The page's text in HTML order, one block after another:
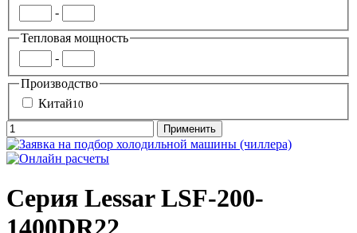
-
Тепловая мощность
-
Производство
Китай10
Серия Lessar LSF-200-
1400DR22